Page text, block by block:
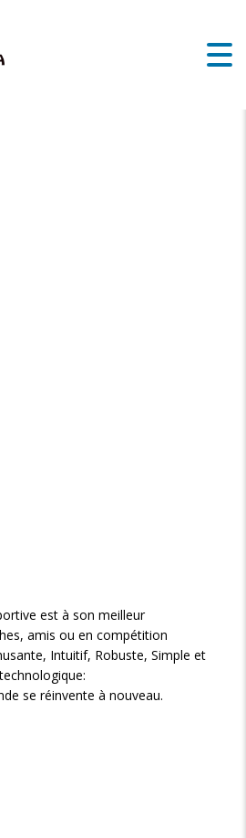
est à son meilleur
amis ou en compétition
Intuitif, Robuste, Simple et
se réinvente à nouveau.